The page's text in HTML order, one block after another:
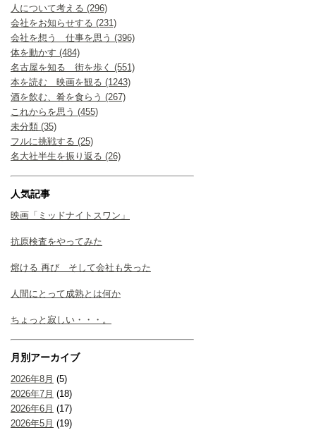
人について考える (296)
会社をお知らせする (231)
会社を想う 仕事を思う (396)
体を動かす (484)
名古屋を知る 街を歩く (551)
本を読む 映画を観る (1243)
酒を飲む、肴を食らう (267)
これからを思う (455)
未分類 (35)
フルに挑戦する (25)
名大社半生を振り返る (26)
人気記事
映画「ミッドナイトスワン」
抗原検査をやってみた
熔ける 再び そして会社も失った
人間にとって成熟とは何か
ちょっと寂しい・・・。
月別アーカイブ
2026年8月 (5)
2026年7月 (18)
2026年6月 (17)
2026年5月 (19)